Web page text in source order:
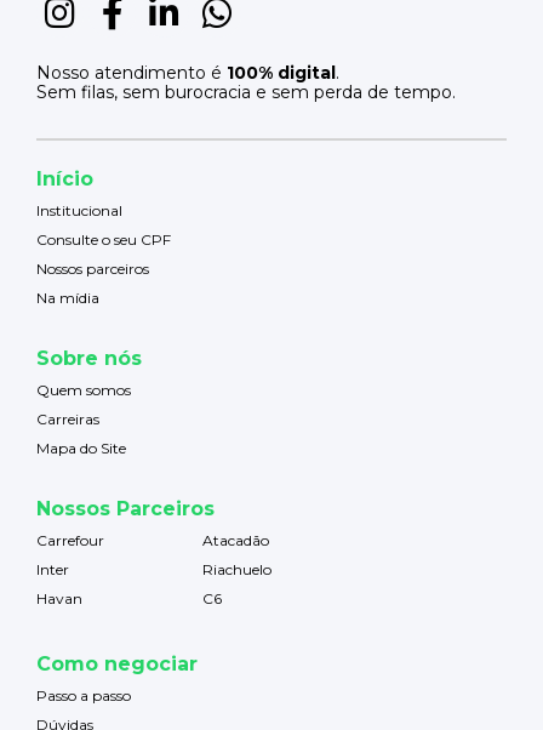
Nosso atendimento é 100% digital.
Sem filas, sem burocracia e sem perda de tempo.
Início
Institucional
Consulte o seu CPF
Nossos parceiros
Na mídia
Sobre nós
Quem somos
Carreiras
Mapa do Site
Nossos Parceiros
Carrefour
Atacadão
Inter
Riachuelo
Havan
C6
Como negociar
Passo a passo
Dúvidas